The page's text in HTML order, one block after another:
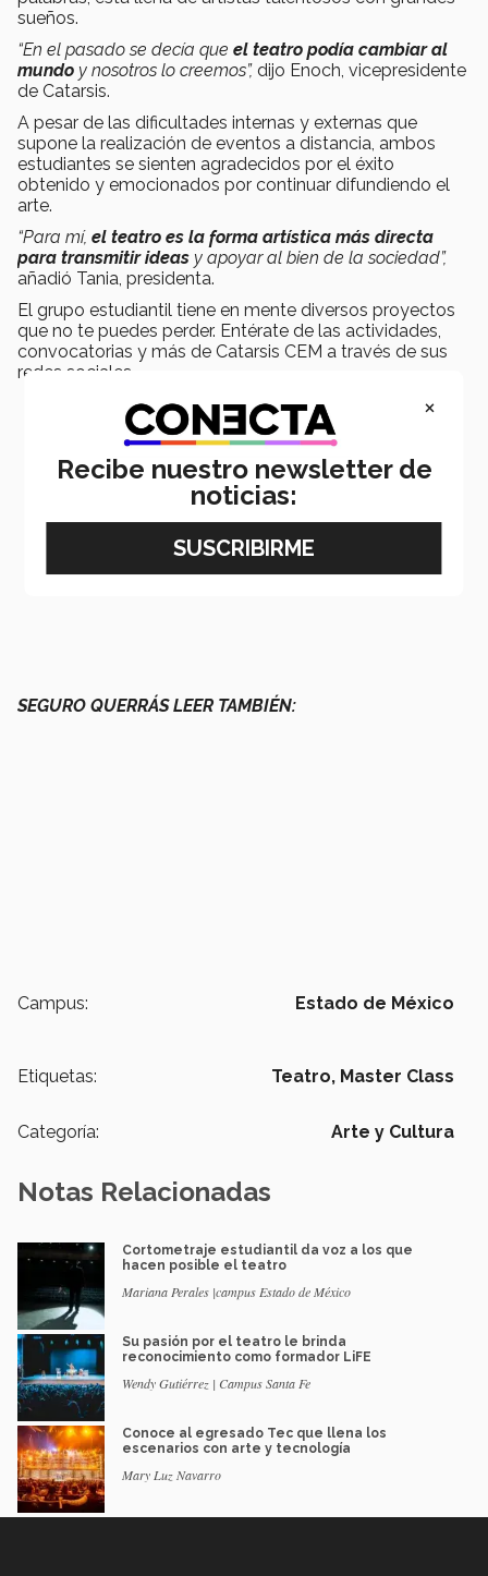
sueños.
“En el pasado se decía que el teatro podía cambiar al
mundo y nosotros lo creemos”, dijo Enoch, vicepresidente
de Catarsis.
A pesar de las dificultades internas y externas que
supone la realización de eventos a distancia, ambos
estudiantes se sienten agradecidos por el éxito
obtenido y emocionados por continuar difundiendo el
arte.
“Para mí, el teatro es la forma artística más directa
para transmitir ideas y apoyar al bien de la sociedad”,
añadió Tania, presidenta.
El grupo estudiantil tiene en mente diversos proyectos
que no te puedes perder. Entérate de las actividades,
convocatorias y más de Catarsis CEM a través de sus
redes sociales.
SEGURO QUERRÁS LEER TAMBIÉN:
Campus: Estado de México
Etiquetas: Teatro, Master Class
Categoría: Arte y Cultura
Notas Relacionadas
Cortometraje estudiantil da voz a los que
hacen posible el teatro
Mariana Perales |campus Estado de México
Su pasión por el teatro le brinda
reconocimiento como formador LiFE
Wendy Gutiérrez | Campus Santa Fe
Conoce al egresado Tec que llena los
escenarios con arte y tecnología
Mary Luz Navarro
×
Recibe nuestro newsletter de
noticias: